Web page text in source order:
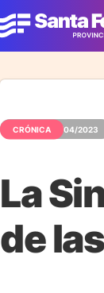
CRÓNICA 01/04/2023
La
de